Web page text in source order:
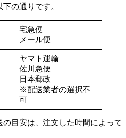
の通りです。
宅急便
メール便
ヤマト運輸
佐川急便
日本郵政
※配送業者の選択不
可
目安は、 注文した時間によって